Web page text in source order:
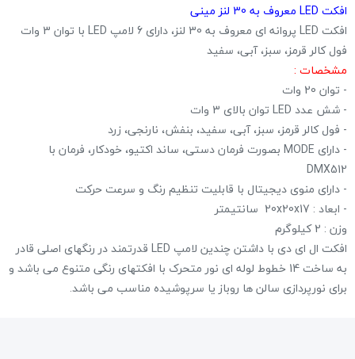
افکت LED معروف به 30 لنز مینی
افکت LED پروانه ای معروف به 30 لنز، دارای 6 لامپ LED با توان 3 وات
فول کالر قرمز، سبز، آبی، سفید
مشخصات :
- توان 20 وات
- شش عدد LED توان بالای 3 وات
- فول کالر قرمز، سبز، آبی، سفید، بنفش، نارنجی، زرد
- دارای MODE بصورت فرمان دستی، ساند اکتیو، خودکار، فرمان با
DMX512
- دارای منوی دیجیتال با قابلیت تنظیم رنگ و سرعت حرکت
- ابعاد : 20x20x17 سانتیمتر
وزن : 2 کیلوگرم
افکت ال ای دی با داشتن چندین لامپ LED قدرتمند در رنگهای اصلی قادر
به ساخت 14 خطوط لوله ای نور متحرک با افکتهای رنگی متنوع می باشد و
برای نورپردازی سالن ها روباز یا سرپوشیده مناسب می باشد.